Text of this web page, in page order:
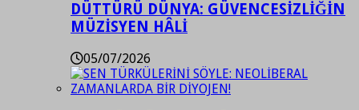
DÜTTÜRÜ DÜNYA: GÜVENCESİZLİĞİN
MÜZİSYEN HÂLİ
05/07/2026